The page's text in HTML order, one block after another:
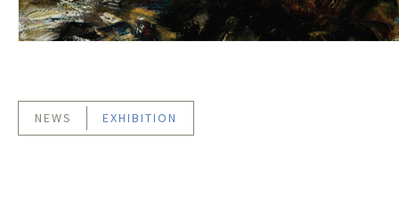
NEWS EXHIBITION